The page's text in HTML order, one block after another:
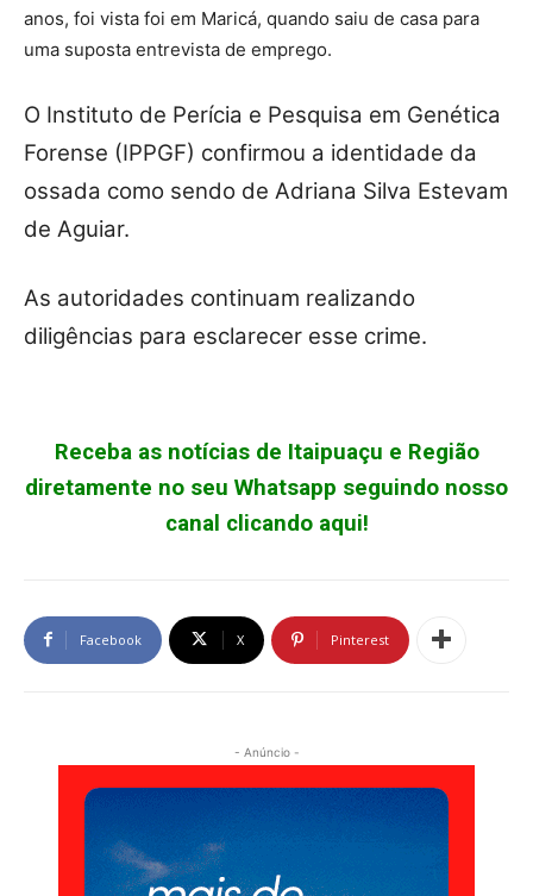
anos, foi vista foi em Maricá, quando saiu de casa para
uma suposta entrevista de emprego.
O Instituto de Perícia e Pesquisa em Genética
Forense (IPPGF) confirmou a identidade da
ossada como sendo de Adriana Silva Estevam
de Aguiar.
As autoridades continuam realizando
diligências para esclarecer esse crime.
Receba as notícias de Itaipuaçu e Região
diretamente no seu Whatsapp seguindo nosso
canal clicando aqui!
Facebook X Pinterest
- Anúncio -